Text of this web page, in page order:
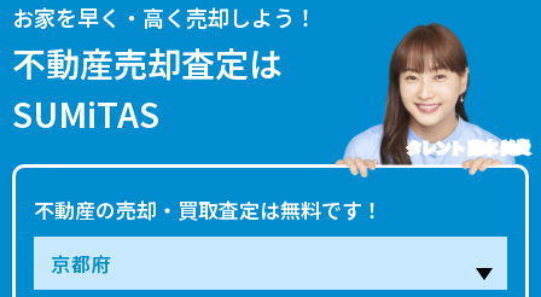
お家を早く・高く売却しよう！
不動産売却査定は
SUMiTAS
不動産の売却・買取査定は無料です！
タレント 藤本 美貴